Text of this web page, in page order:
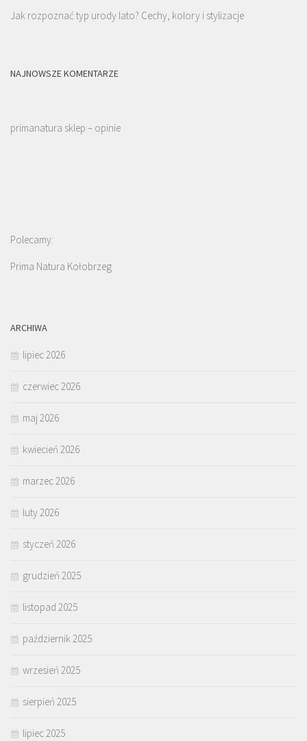
Jak rozpoznać typ urody lato? Cechy, kolory i stylizacje
NAJNOWSZE KOMENTARZE
primanatura sklep – opinie
Polecamy:
Prima Natura Kołobrzeg
ARCHIWA
lipiec 2026
czerwiec 2026
maj 2026
kwiecień 2026
marzec 2026
luty 2026
styczeń 2026
grudzień 2025
listopad 2025
październik 2025
wrzesień 2025
sierpień 2025
lipiec 2025